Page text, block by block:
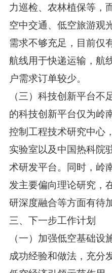
力巡检、农林植保等，
空中交通、低空旅游观
需求不够充足，目前仅
航线用于快递运输，航
户需求订单较少。
（三）科技创新平台
的科技创新平台仅为岭
控制工程技术研究中心
实验室以及中国热科院
术研发平台。同时，岭
发主要偏向理论研究，
研深度融合等方面有待
三、下一步工作计划
（一）加强低空基础
成功经验和做法，充分